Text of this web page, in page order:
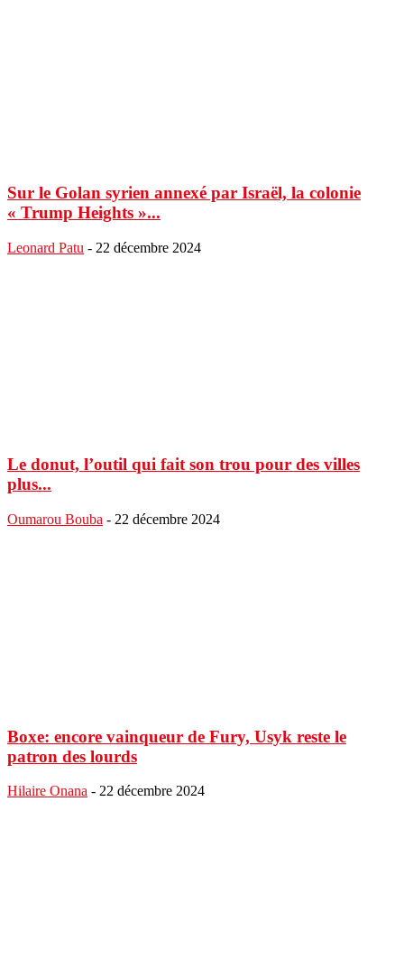
Sur le Golan syrien annexé par Israël, la colonie
« Trump Heights »...
Leonard Patu - 22 décembre 2024
Le donut, l’outil qui fait son trou pour des villes
plus...
Oumarou Bouba - 22 décembre 2024
Boxe: encore vainqueur de Fury, Usyk reste le
patron des lourds
Hilaire Onana - 22 décembre 2024